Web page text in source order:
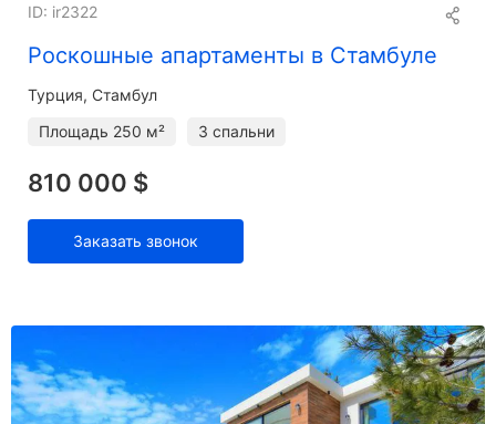
Роскошные апартаменты в Стамбуле
ID: ir2322
Турция, Стамбул
Площадь 250 м² 3 спальни
810 000 $
Заказать звонок